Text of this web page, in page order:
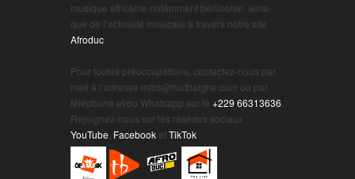
musique africaine notamment béninoise, ainsi
que de l’actualité musicale à travers notre site
Afroduc
Pour toutes préoccupations, contactez-nous par
mail à l’adresse infos@toutbaigne.com ou par
téléphone et/ou Whatsapp sur le +229 66313636
Rejoignez-nous sur les réseaux sociaux :
YouTube Facebook etTikTok